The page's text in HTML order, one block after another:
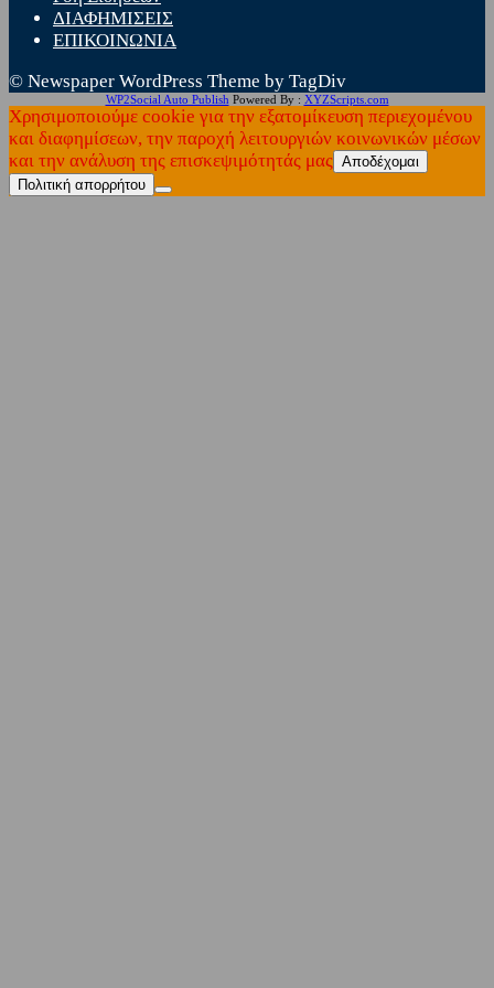
ΔΙΑΦΗΜΙΣΕΙΣ
ΕΠΙΚΟΙΝΩΝΙΑ
© Newspaper WordPress Theme by TagDiv
WP2Social Auto Publish Powered By : XYZScripts.com
Χρησιμοποιούμε cookie για την εξατομίκευση περιεχομένου
και διαφημίσεων, την παροχή λειτουργιών κοινωνικών μέσων
και την ανάλυση της επισκεψιμότητάς μας Αποδέχομαι
Πολιτική απορρήτου